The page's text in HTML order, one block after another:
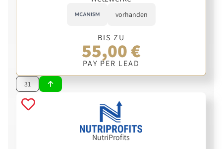
vorhanden
BIS ZU
55,00 €
PAY PER LEAD
31
NutriProfits